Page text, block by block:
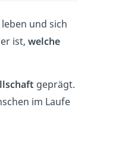
leben und sich
ist, welche
geprägt.
im Laufe